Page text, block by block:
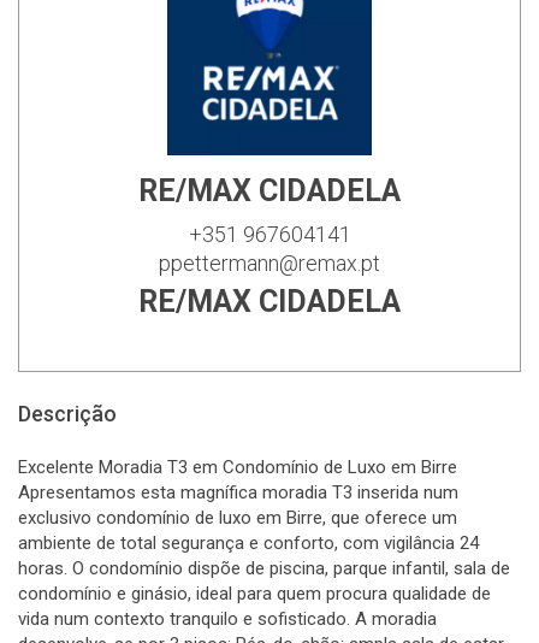
RE/MAX CIDADELA
+351 967604141
ppettermann@remax.pt
RE/MAX CIDADELA
Descrição
Excelente Moradia T3 em Condomínio de Luxo em Birre
Apresentamos esta magnífica moradia T3 inserida num
exclusivo condomínio de luxo em Birre, que oferece um
ambiente de total segurança e conforto, com vigilância 24
horas. O condomínio dispõe de piscina, parque infantil, sala de
condomínio e ginásio, ideal para quem procura qualidade de
vida num contexto tranquilo e sofisticado. A moradia